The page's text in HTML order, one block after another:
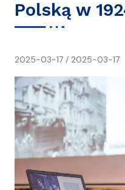
Polską w
2025-03-17 / 2025-03-17